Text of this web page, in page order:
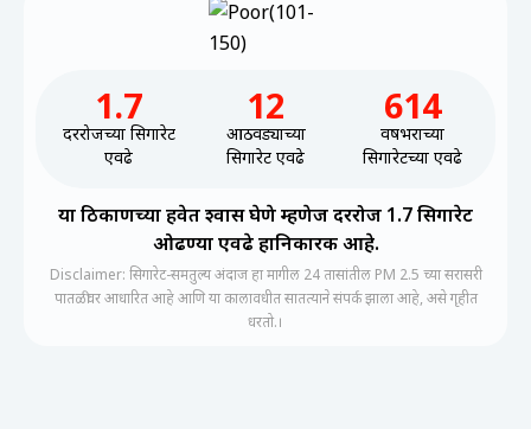
1.7
दररोजच्या सिगारेट
एवढे
12
आठवड्याच्या
सिगारेट एवढे
614
वर्षभराच्या
सिगारेटच्या एवढे
या ठिकाणच्या हवेत श्वास घेणे म्हणेज दररोज 1.7 सिगारेट
ओढण्या एवढे हानिकारक आहे.
Disclaimer: सिगारेट-समतुल्य अंदाज हा मागील 24 तासांतील PM 2.5 च्या सरासरी
पातळीवर आधारित आहे आणि या कालावधीत सातत्याने संपर्क झाला आहे, असे गृहीत
धरतो.।